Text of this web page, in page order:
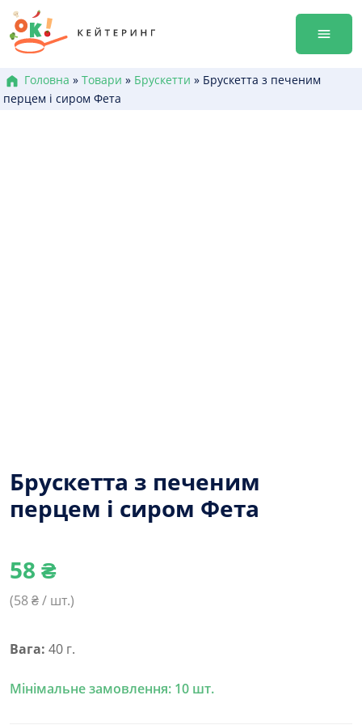
Перейти
до
змісту
Гала-
Меню
Головна » Товари » Брускетти » Брускетта з печеним
перцем і сиром Фета
Брускетта з печеним
перцем і сиром Фета
58 ₴
(58₴ / шт.)
Вага: 40 г.
Мінімальне замовлення: 10 шт.